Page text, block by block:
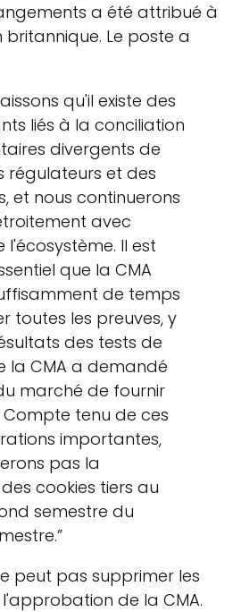
a été attribué à
Le poste a
qu'il existe des
liés à la conciliation
divergents de
régulateurs et des
et nous continuerons
avec
l'écosystème. Il est
que la CMA
de temps
toutes les preuves, y
des tests de
la CMA a demandé
marché de fournir
Compte tenu de ces
importantes,
pas la
cookies tiers au
semestre du
peut pas supprimer les
de la CMA.